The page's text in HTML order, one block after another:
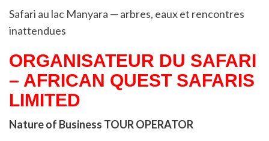
Safari au lac Manyara — arbres, eaux et rencontres
inattendues
ORGANISATEUR DU SAFARI
– AFRICAN QUEST SAFARIS
LIMITED
Nature of Business TOUR OPERATOR